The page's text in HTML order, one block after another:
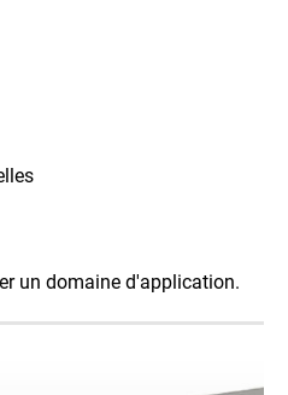
un domaine d'application.